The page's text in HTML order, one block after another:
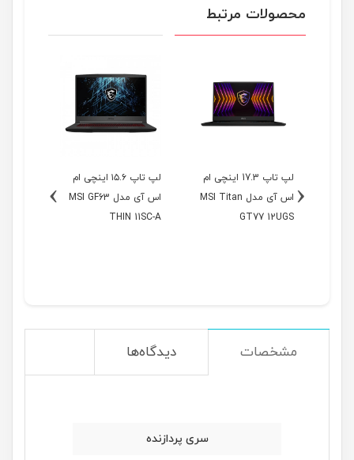
محصولات مرتبط
لپ تاپ 17.3 اینچی ام
اس آی مدل MSI Titan
GT77 12UGS
لپ تاپ ۱۵.۶ اینچی ام
اس آی مدل MSI GF63
THIN 11SC-A
‹
›
مشخصات دیدگاه‌ها
سری پردازنده